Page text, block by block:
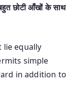
छोटी आँखों के साथ
lie equally
simple
in addition to